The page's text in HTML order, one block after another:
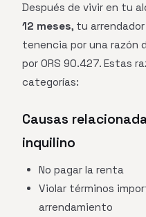
Después de vivir en tu
12 meses, tu
tenencia por una razón
por ORS 90.427. Estas
categorías:
Causas
inquilino
No pagar la renta
Violar términos
arrendamiento